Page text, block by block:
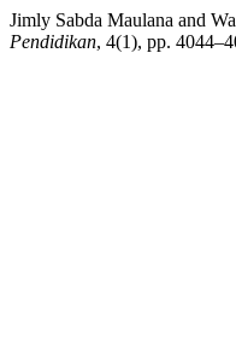
Jimly Sabda Maulana and
Pendidikan, 4(1), pp.